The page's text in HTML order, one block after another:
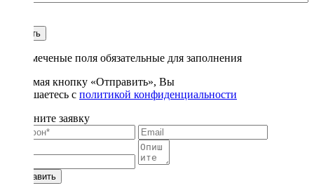
Купить
* - отмеченые поля обязательные для заполнения
Нажимая кнопку «Отправить», Вы
соглашаетесь с политикой конфиденциальности
Заполните заявку
Отправить